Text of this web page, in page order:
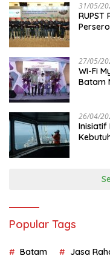
31/05/
27/05/
Wi-Fi
Batam
26/04/
Inisiatif
Popular Tags
Batam Jasa